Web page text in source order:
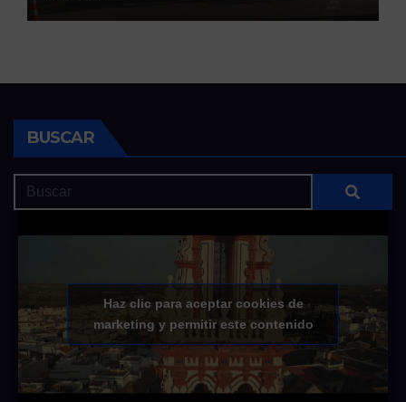
BUSCAR
Haz clic para aceptar cookies de
marketing y permitir este contenido